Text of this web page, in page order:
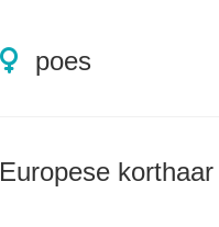
poes
Europese korthaar